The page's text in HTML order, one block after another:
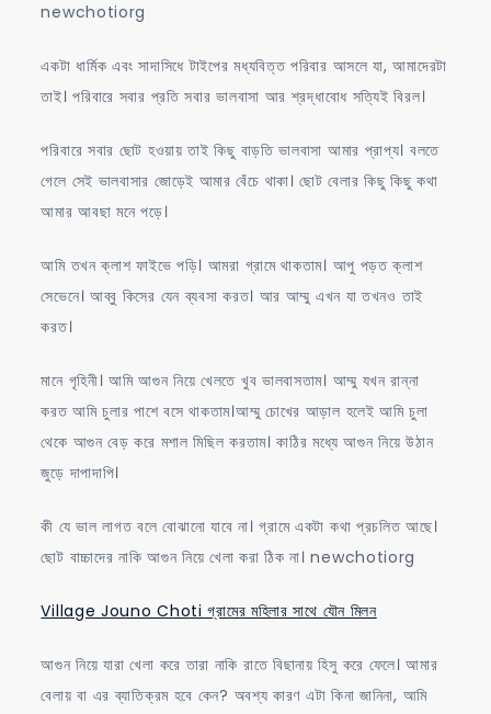
newchotiorg
একটা ধার্মিক এবং সাদাসিধে টাইপের মধ্যবিত্ত পরিবার আসলে যা, আমাদেরটা
তাই। পরিবারে সবার প্রতি সবার ভালবাসা আর শ্রদ্ধাবোধ সত্যিই বিরল।
পরিবারে সবার ছোট হওয়ায় তাই কিছু বাড়তি ভালবাসা আমার প্রাপ্য। বলতে
গেলে সেই ভালবাসার জোড়েই আমার বেঁচে থাকা। ছোট বেলার কিছু কিছু কথা
আমার আবছা মনে পড়ে।
আমি তখন ক্লাশ ফাইভে পড়ি। আমরা গ্রামে থাকতাম। আপু পড়ত ক্লাশ
সেভেনে। আব্বু কিসের যেন ব্যবসা করত। আর আম্মু এখন যা তখনও তাই
করত।
মানে গৃহিনী। আমি আগুন নিয়ে খেলতে খুব ভালবাসতাম। আম্মু যখন রান্না
করত আমি চুলার পাশে বসে থাকতাম।আম্মু চোখের আড়াল হলেই আমি চুলা
থেকে আগুন বেড় করে মশাল মিছিল করতাম। কাঠির মধ্যে আগুন নিয়ে উঠান
জুড়ে দাপাদাপি।
কী যে ভাল লাগত বলে বোঝানো যাবে না। গ্রামে একটা কথা প্রচলিত আছে।
ছোট বাচ্চাদের নাকি আগুন নিয়ে খেলা করা ঠিক না। newchotiorg
Village Jouno Choti গ্রামের মহিলার সাথে যৌন মিলন
আগুন নিয়ে যারা খেলা করে তারা নাকি রাতে বিছানায় হিসু করে ফেলে। আমার
বেলায় বা এর ব্যাতিক্রম হবে কেন? অবশ্য কারণ এটা কিনা জানিনা, আমি